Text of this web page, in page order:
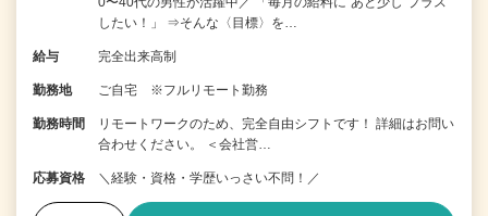
したい！」 ⇒そんな〈目標〉を…
給与 完全出来高制
勤務地 ご自宅 ※フルリモート勤務
勤務時間
リモートワークのため、完全自由シフトです！ 詳細はお問い
合わせください。 ＜会社営…
応募資格 ＼経験・資格・学歴いっさい不問！／